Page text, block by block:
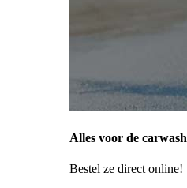
Alles voor de carwash
Bestel ze direct online!